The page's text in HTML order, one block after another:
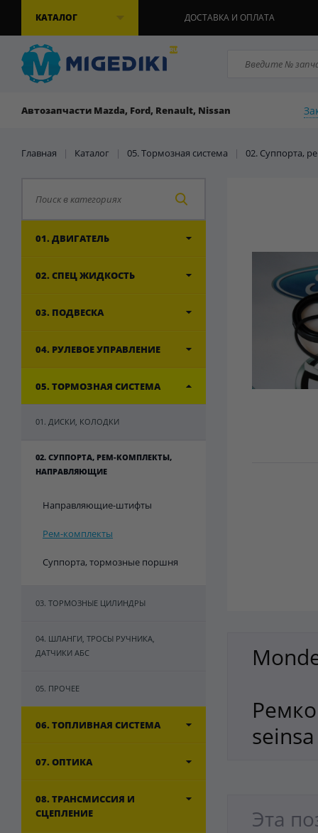
КАТАЛОГ ДОСТАВКА И ОПЛАТА
Автозапчасти Mazda, Ford, Renault, Nissan
Главная | Каталог | 05. Тормозная система | 02. Суппорта,
01. ДВИГАТЕЛЬ
02. СПЕЦ ЖИДКОСТЬ
03. ПОДВЕСКА
04. РУЛЕВОЕ УПРАВЛЕНИЕ
05. ТОРМОЗНАЯ СИСТЕМА
01. ДИСКИ, КОЛОДКИ
02. СУППОРТА, РЕМ-КОМПЛЕКТЫ,
НАПРАВЛЯЮЩИЕ
Направляющие-штифты
Рем-комплекты
Суппорта, тормозные поршня
03. ТОРМОЗНЫЕ ЦИЛИНДРЫ
04. ШЛАНГИ, ТРОСЫ РУЧНИКА,
ДАТЧИКИ АБС
05. ПРОЧЕЕ
06. ТОПЛИВНАЯ СИСТЕМА
07. ОПТИКА
08. ТРАНСМИССИЯ И
СЦЕПЛЕНИЕ
seinsa
Эта